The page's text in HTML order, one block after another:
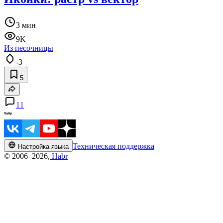
3 мин
9K
Из песочницы
-3
5
11
Настройка языка Техническая поддержка
© 2006–2026, Habr